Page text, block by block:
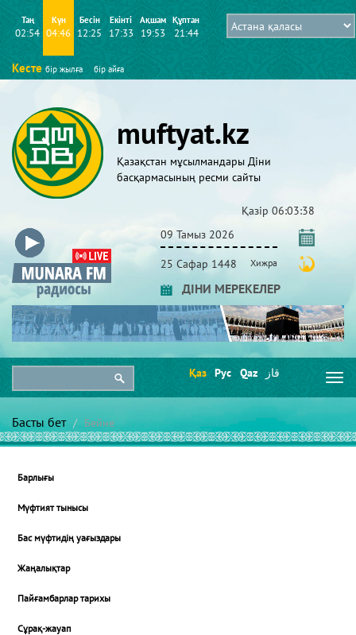
Таң
02:54
Күн
04:46
Бесін
12:25
Екінті
17:33
Ақшам
19:53
Құптан
21:44
Кесте бір жылға бір айға
muftyat.kz
Қазақстан мұсылмандары Діни
басқармасының ресми сайты
Қазір 06:03:38
09 Тамыз 2026
25 Сафар 1448 Хижра
ДІНИ МЕРЕКЕЛЕР
Қаз Рус Qaz قاز
Басты бет Бейне
Барлығы
Мүфтият тынысы
Бас мүфтидің уағыздары
Жаңалықтар
Пайғамбарлар тарихы
Сұрақ-жауап